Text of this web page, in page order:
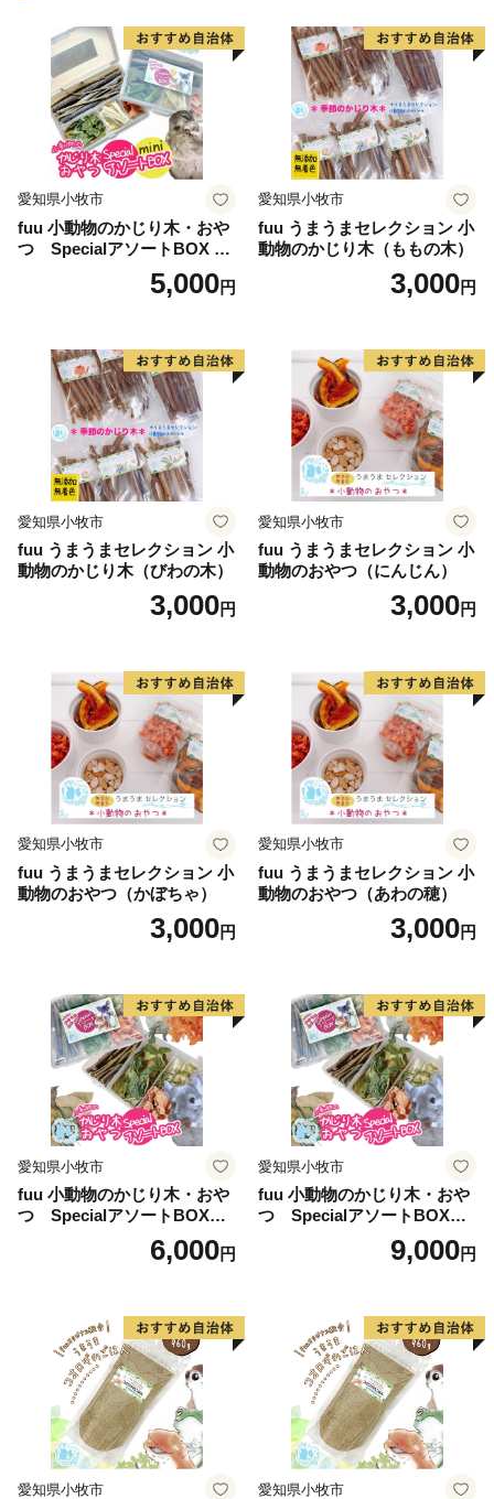
================================
東大阪市ふるさと納税事務局
TEL：050-3786-2591
contact-higashiosaka@hakuhodo.co.jp
営業時間 9:00～18:00（※土日祝日・年末年始期間休
み）
================================
愛知県小牧市
fuu 小動物のかじり木・おや
つ SpecialアソートBOX mi
5,000円
愛知県小牧市
fuu うまうまセレクション 小
動物のかじり木（ももの木）
3,000円
愛知県小牧市
fuu うまうまセレクション 小
動物のかじり木（びわの木）
3,000円
愛知県小牧市
fuu うまうまセレクション 小
動物のおやつ（にんじん）
3,000円
愛知県小牧市
fuu うまうまセレクション 小
動物のおやつ（かぼちゃ）
3,000円
愛知県小牧市
fuu うまうまセレクション 小
動物のおやつ（あわの穂）
3,000円
愛知県小牧市
fuu 小動物のかじり木・おや
つ SpecialアソートBOX（1
6,000円
愛知県小牧市
fuu 小動物のかじり木・おや
つ SpecialアソートBOX（2
9,000円
愛知県小牧市 愛知県小牧市